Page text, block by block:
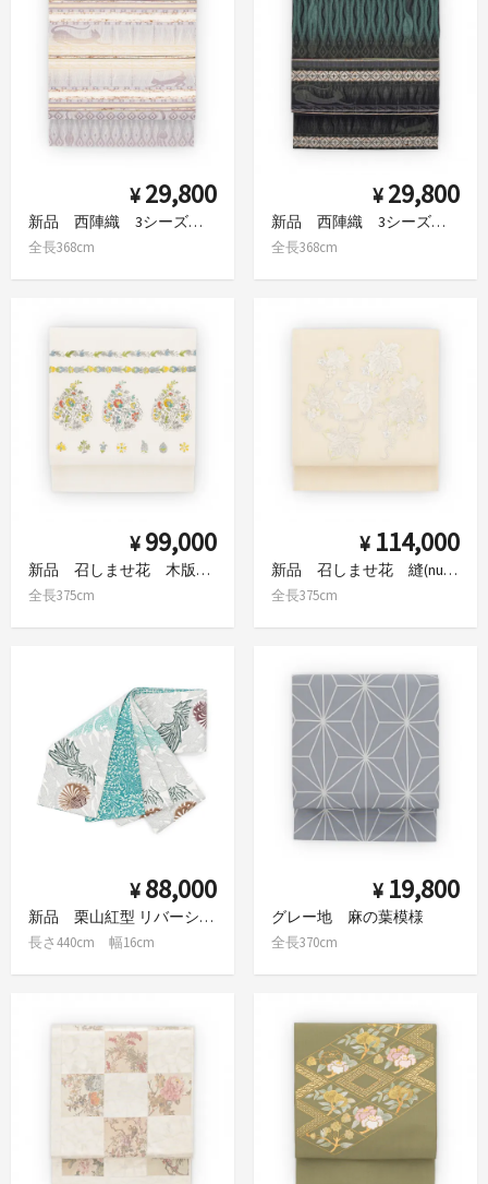
¥ 29,800
新品 西陣織 3シーズン九寸名古屋帯 猫シルエット ベージュ
全長368cm
¥ 29,800
新品 西陣織 3シーズン九寸名古屋帯 猫シルエット 黒
全長368cm
¥ 99,000
新品 召しませ花 木版染 花更紗
全長375cm
¥ 114,000
新品 召しませ花 縫(nui) 刺繍名古屋帯 蔓葡萄
全長375cm
¥ 88,000
新品 栗山紅型 リバーシブル半幅帯 百合牡丹
長さ440cm 幅16cm
¥ 19,800
グレー地 麻の葉模様
全長370cm